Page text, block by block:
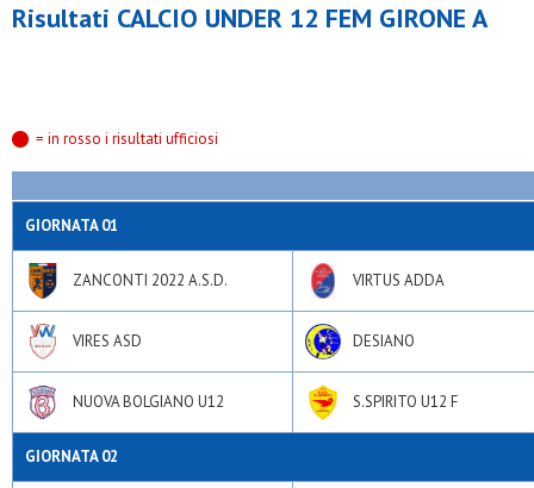
Risultati CALCIO UNDER 12 FEM GIRONE A
= in rosso i risultati ufficiosi
GIORNATA 01
ZANCONTI 2022 A.S.D. VIRTUS ADDA
VIRES ASD DESIANO
NUOVA BOLGIANO U12 S.SPIRITO U12 F
GIORNATA 02